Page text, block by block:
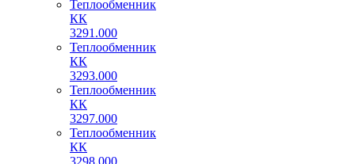
Теплообменник
КК
3291.000
Теплообменник
КК
3293.000
Теплообменник
КК
3297.000
Теплообменник
КК
3298.000